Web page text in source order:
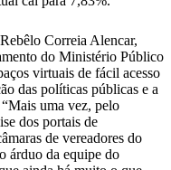
Correia Alencar,
do Ministério Público
virtuais de fácil acesso
das políticas públicas e a
uma vez, pelo
dos portais de
de vereadores do
árduo da equipe do